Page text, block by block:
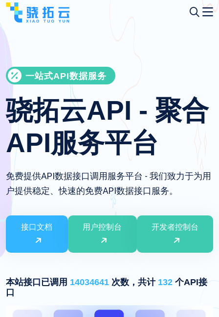
一站式API数据服务
骁拓云API - 聚合
API服务平台
免费提供API数据接口调用服务平台 - 我们致力于为用
户提供稳定、快速的免费API数据接口服务。
接口文档 用户控制台 开发者控制台
本站接口已调用 14034641 次数，共计 132 个API接
口